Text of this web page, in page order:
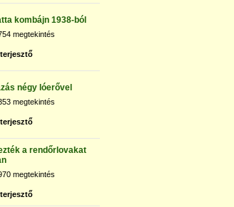
kombájn 1938-ból
megtekintés
négy lóerővel
megtekintés
a rendőrlovakat
megtekintés